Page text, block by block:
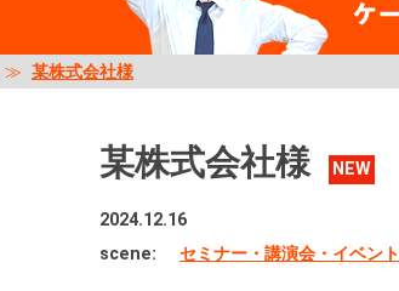
≫ 某株式会社様
某株式会社様 NEW
2024.12.16
scene:
セミナー・講演会・イベント